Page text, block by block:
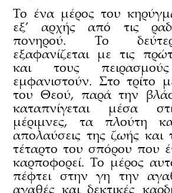
Το ένα μέρος του
εξ’ αρχής από τις
πονηρού. Το
εξαφανίζεται με τις
και τους
εμφανιστούν. Στο τρίτο
του Θεού, παρά την
καταπνίγεται μέσα
μέριμνες, τα πλούτη
απολαύσεις της ζωής και
τέταρτο του σπόρου που
καρποφορεί. Το μέρος
πέφτει στην γη την
αγαθές και δεκτικές